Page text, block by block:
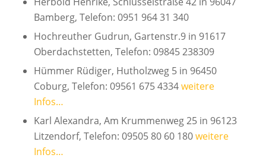
Bamberg, Telefon: 0951 964 31 340
Hochreuther Gudrun, Gartenstr.9 in 91617
Oberdachstetten, Telefon: 09845 238309
Hümmer Rüdiger, Hutholzweg 5 in 96450
Coburg, Telefon: 09561 675 4334weitere
Infos…
Karl Alexandra, Am Krummenweg 25 in 96123
Litzendorf, Telefon: 09505 80 60 180weitere
Infos…